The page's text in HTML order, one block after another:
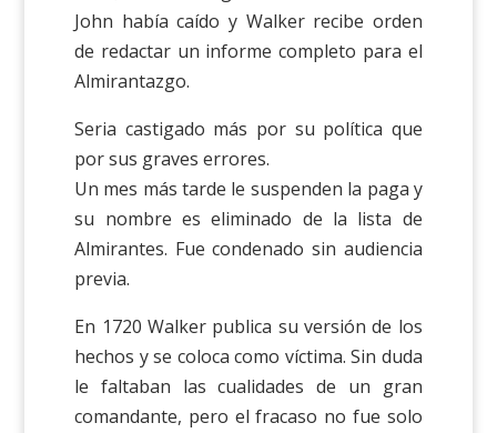
John había caído y Walker recibe orden
de redactar un informe completo para el
Almirantazgo.
Seria castigado más por su política que
por sus graves errores.
Un mes más tarde le suspenden la paga y
su nombre es eliminado de la lista de
Almirantes. Fue condenado sin audiencia
previa.
En 1720 Walker publica su versión de los
hechos y se coloca como víctima. Sin duda
le faltaban las cualidades de un gran
comandante, pero el fracaso no fue solo